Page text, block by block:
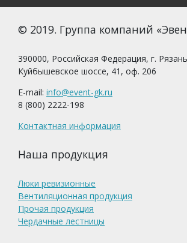
© 2019. Группа компаний
390000, Российская Федерация, г.
Куйбышевское шоссе, 41, оф. 206
E-mail: info@event-gk.ru
8 (800) 2222-198
Контактная информация
Наша продукция
Люки ревизионные
Вентиляционная продукция
Прочая продукция
Чердачные лестницы